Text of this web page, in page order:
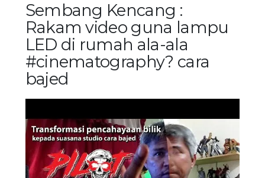
Sembang Kencang :
Rakam video guna lampu
LED di rumah ala-ala
#cinematography? cara
bajed